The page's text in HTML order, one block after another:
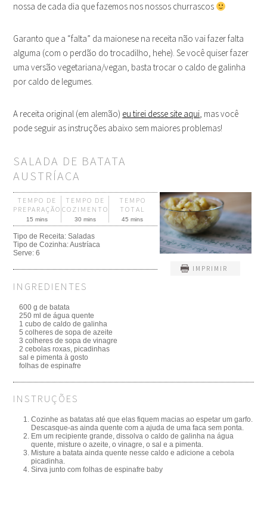
nossa de cada dia que fazemos nos nossos churrascos
Garanto que a “falta” da maionese na receita não vai fazer falta
alguma (com o perdão do trocadilho, hehe). Se você quiser fazer
uma versão vegetariana/vegan, basta trocar o caldo de galinha
por caldo de legumes.
A receita original (em alemão) eu tirei desse site aqui, mas você
pode seguir as instruções abaixo sem maiores problemas!
SALADA DE BATATA
AUSTRÍACA
IMPRIMIR
TEMPO DE
PREPARAÇÃO
15 mins
TEMPO DE
COZIMENTO
30 mins
TEMPO
TOTAL
45 mins
Tipo de Receita:Saladas
Tipo de Cozinha:Austríaca
Serve:6
INGREDIENTES
600 g de batata
250 ml de água quente
1 cubo de caldo de galinha
5 colheres de sopa de azeite
3 colheres de sopa de vinagre
2 cebolas roxas, picadinhas
sal e pimenta à gosto
folhas de espinafre
INSTRUÇÕES
Cozinhe as batatas até que elas fiquem macias ao espetar um garfo.
Descasque-as ainda quente com a ajuda de uma faca sem ponta.
Em um recipiente grande, dissolva o caldo de galinha na água
quente, misture o azeite, o vinagre, o sal e a pimenta.
Misture a batata ainda quente nesse caldo e adicione a cebola
picadinha.
Sirva junto com folhas de espinafre baby